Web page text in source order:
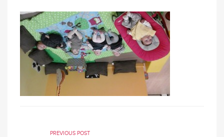
PREVIOUS POST